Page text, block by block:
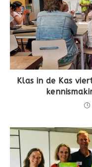
Klas in de Kas